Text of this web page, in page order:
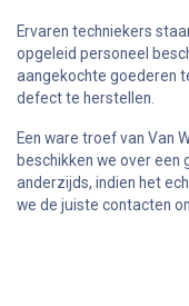
Ervaren techniekers
opgeleid personeel
aangekochte goederen
defect te herstellen.
Een ware troef van Van
beschikken we over een
anderzijds, indien het
we de juiste contacten